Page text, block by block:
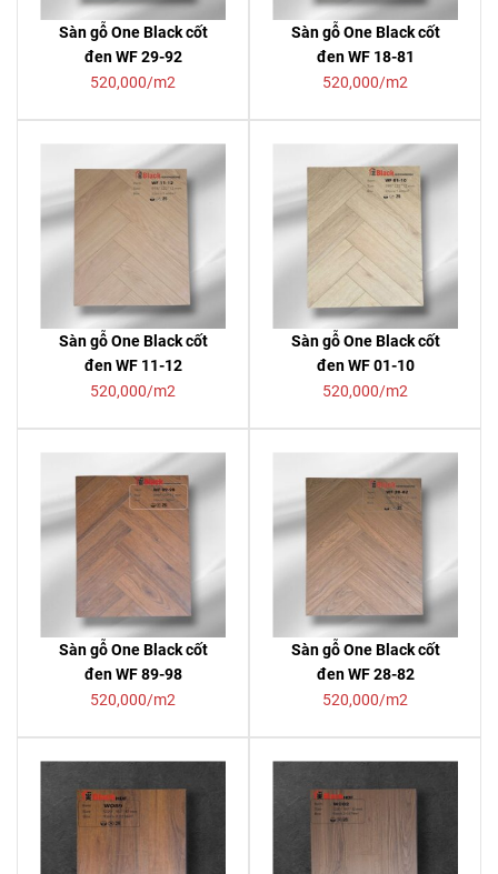
Sàn gỗ One Black cốt
đen WF 29-92
520,000/m2
Sàn gỗ One Black cốt
đen WF 18-81
520,000/m2
Sàn gỗ One Black cốt
đen WF 11-12
520,000/m2
Sàn gỗ One Black cốt
đen WF 01-10
520,000/m2
Sàn gỗ One Black cốt
đen WF 89-98
520,000/m2
Sàn gỗ One Black cốt
đen WF 28-82
520,000/m2